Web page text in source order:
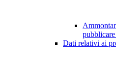
Dati relativi ai